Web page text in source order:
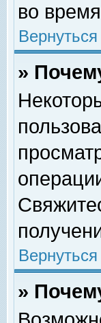
во
»
»